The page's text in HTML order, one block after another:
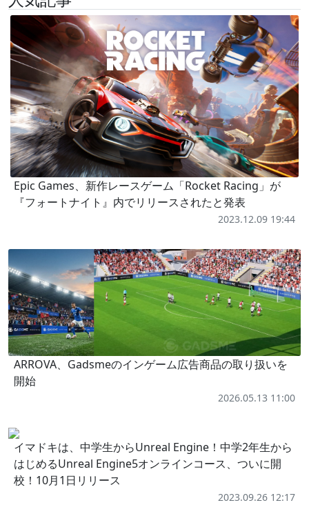
Epic Games、新作レースゲーム「Rocket Racing」が
『フォートナイト』内でリリースされたと発表
2023.12.09 19:44
ARROVA、Gadsmeのインゲーム広告商品の取り扱いを
開始
2026.05.13 11:00
イマドキは、中学生からUnreal Engine！中学2年生から
はじめるUnreal Engine5オンラインコース、ついに開
校！10月1日リリース
2023.09.26 12:17